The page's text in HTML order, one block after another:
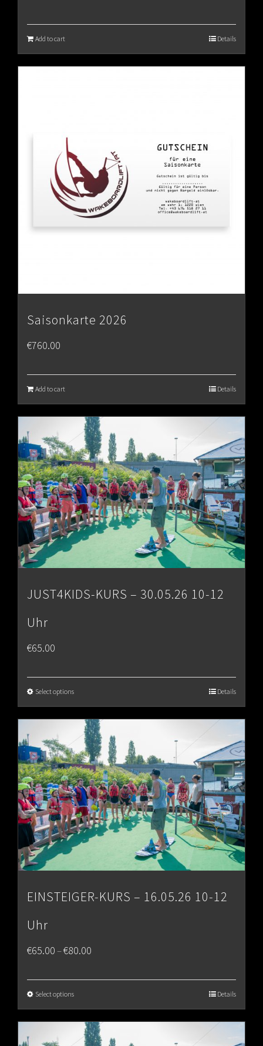
Add to cart Details
Saisonkarte 2026
€760.00
Add to cart Details
JUST4KIDS-KURS – 30.05.26 10-12
Uhr
€65.00
Select options Details
EINSTEIGER-KURS – 16.05.26 10-12
Uhr
€65.00–€80.00
€80.00
Select options Details